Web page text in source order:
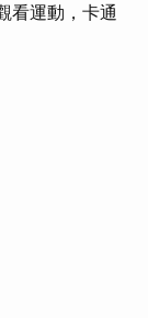
看運動，卡通